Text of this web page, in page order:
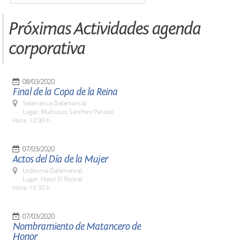
Próximas Actividades agenda
corporativa
08/03/2020
Final de la Copa de la Reina
Salamanca (Salamanca)
Lugar: Multiusos Sánchez Paraíso
Hora: 13:00 h.
07/03/2020
Actos del Día de la Mujer
Ledesma (Salamanca)
Lugar: Hotel El Roncal
Hora: 16:30 h.
07/03/2020
Nombramiento de Matancero de
Honor